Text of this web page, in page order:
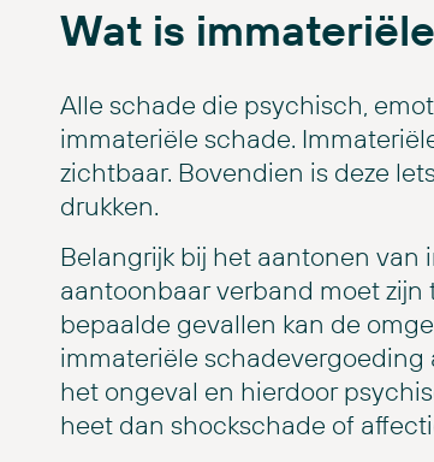
Wat is
Alle schade die psychisch,
immateriële schade.
zichtbaar. Bovendien is deze
drukken.
Belangrijk bij het aantonen van
aantoonbaar verband moet
bepaalde gevallen kan de
immateriële
het ongeval en hierdoor
heet dan shockschade of